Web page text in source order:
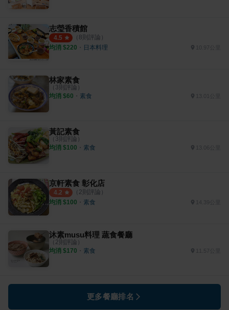
志瑩香積館
4.5 （ 8則評論）
均消 $220 ・ 日本料理
林家素食
（ 3則評論）
均消 $60 ・ 素食
黃記素食
（ 3則評論）
均消 $100 ・ 素食
京軒素食 彰化店
4.2 （ 2則評論）
均消 $100 ・ 素食 14.39公里
沐素musu料理 蔬食餐廳
（ 2則評論）
均消 $170 ・ 素食 11.57公里
更多餐廳排名